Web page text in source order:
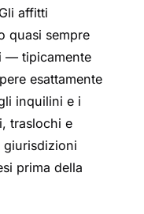
Gli affitti
quasi sempre
— tipicamente
esattamente
inquilini e i
traslochi e
prima della